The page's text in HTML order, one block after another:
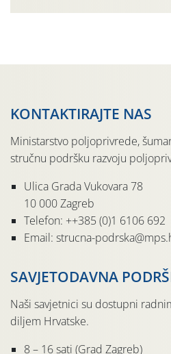
KONTAKTIRAJTE NAS
Ministarstvo poljoprivrede,
stručnu podršku razvoju
Ulica Grada Vukovara 78
10 000 Zagreb
Telefon: ++385 (0)1 6106 692
Email: strucna-
SAVJETODAVNA
Naši savjetnici su dostupni
diljem Hrvatske.
8 – 16 sati (Grad Zagreb)